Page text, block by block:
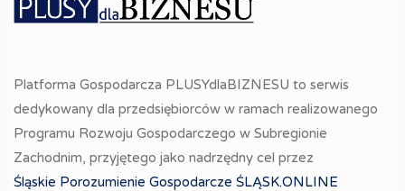
Platforma Gospodarcza PLUSYdlaBIZNESU to serwis
dedykowany dla przedsiębiorców w ramach realizowanego
Programu Rozwoju Gospodarczego w Subregionie
Zachodnim, przyjętego jako nadrzędny cel przez
Śląskie Porozumienie Gospodarcze ŚLĄSK.ONLINE